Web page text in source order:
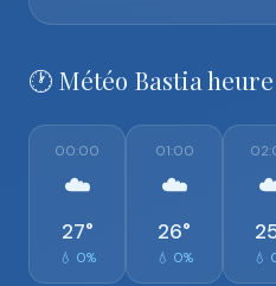
🕐 Météo Bastia
00:00
☁️
27°
💧 0%
01:00
☁️
26°
💧 0% 💧